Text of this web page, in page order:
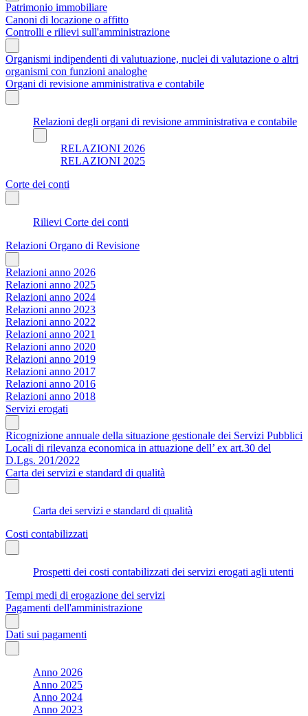
Patrimonio immobiliare
Canoni di locazione o affitto
Controlli e rilievi sull'amministrazione
Organismi indipendenti di valutuazione, nuclei di valutazione o altri
organismi con funzioni analoghe
Organi di revisione amministrativa e contabile
Relazioni degli organi di revisione amministrativa e contabile
RELAZIONI 2026
RELAZIONI 2025
Corte dei conti
Rilievi Corte dei conti
Relazioni Organo di Revisione
Relazioni anno 2026
Relazioni anno 2025
Relazioni anno 2024
Relazioni anno 2023
Relazioni anno 2022
Relazioni anno 2021
Relazioni anno 2020
Relazioni anno 2019
Relazioni anno 2017
Relazioni anno 2016
Relazioni anno 2018
Servizi erogati
Ricognizione annuale della situazione gestionale dei Servizi Pubblici
Locali di rilevanza economica in attuazione dell’ ex art.30 del
D.Lgs. 201/2022
Carta dei servizi e standard di qualità
Carta dei servizi e standard di qualità
Costi contabilizzati
Prospetti dei costi contabilizzati dei servizi erogati agli utenti
Tempi medi di erogazione dei servizi
Pagamenti dell'amministrazione
Dati sui pagamenti
Anno 2026
Anno 2025
Anno 2024
Anno 2023